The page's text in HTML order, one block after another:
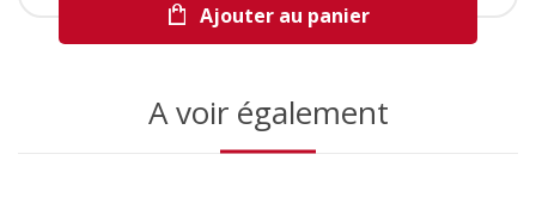
Ajouter au panier
A voir également